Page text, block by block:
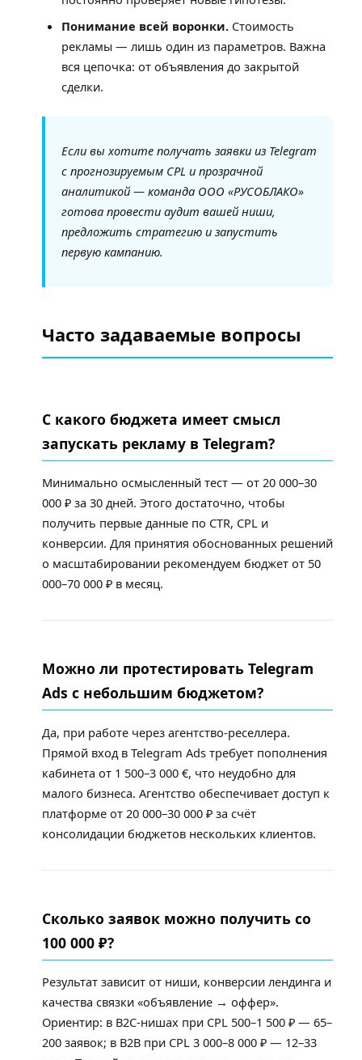
Понимание всей воронки. Стоимость
рекламы — лишь один из параметров. Важна
вся цепочка: от объявления до закрытой
сделки.
Если вы хотите получать заявки из Telegram
с прогнозируемым CPL и прозрачной
аналитикой — команда ООО «РУСОБЛАКО»
готова провести аудит вашей ниши,
предложить стратегию и запустить
первую кампанию.
Часто задаваемые вопросы
С какого бюджета имеет смысл
запускать рекламу в Telegram?
Минимально осмысленный тест — от 20 000–30
000 ₽ за 30 дней. Этого достаточно, чтобы
получить первые данные по CTR, CPL и
конверсии. Для принятия обоснованных решений
о масштабировании рекомендуем бюджет от 50
000–70 000 ₽ в месяц.
Можно ли протестировать Telegram
Ads с небольшим бюджетом?
Да, при работе через агентство-реселлера.
Прямой вход в Telegram Ads требует пополнения
кабинета от 1 500–3 000 €, что неудобно для
малого бизнеса. Агентство обеспечивает доступ к
платформе от 20 000–30 000 ₽ за счёт
консолидации бюджетов нескольких клиентов.
Сколько заявок можно получить со
100 000 ₽?
Результат зависит от ниши, конверсии лендинга и
качества связки «объявление → оффер».
Ориентир: в B2C-нишах при CPL 500–1 500 ₽ — 65–
200 заявок; в B2B при CPL 3 000–8 000 ₽ — 12–33